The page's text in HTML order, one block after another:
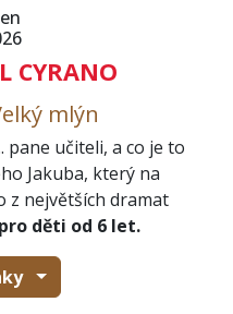
CYRANO
mlýn
pane učiteli, a co je to
Jakuba, který na
z největších dramat
děti od 6 let.